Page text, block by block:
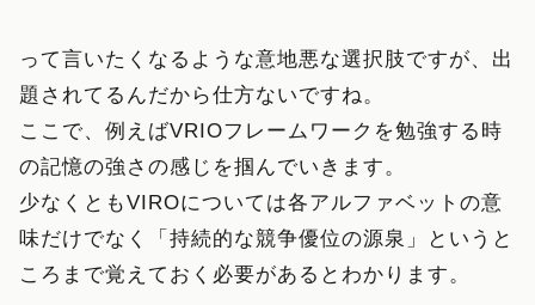
って言いたくなるような意地悪な選択肢ですが、出
題されてるんだから仕方ないですね。
ここで、例えばVRIOフレームワークを勉強する時
の記憶の強さの感じを掴んでいきます。
少なくともVIROについては各アルファベットの意
味だけでなく「持続的な競争優位の源泉」というと
ころまで覚えておく必要があるとわかります。